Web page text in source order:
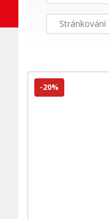
Stránkování
-20%